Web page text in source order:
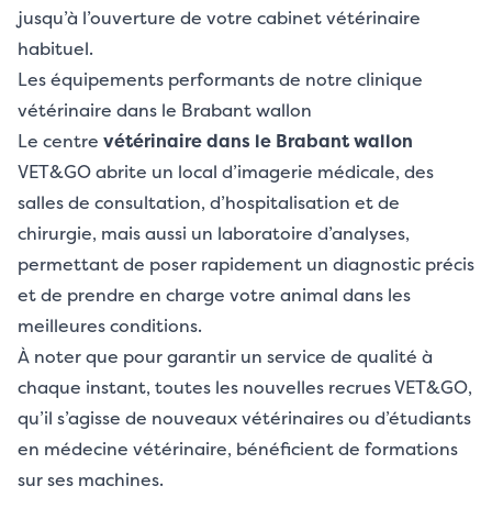
jusqu’à l’ouverture de votre cabinet vétérinaire
habituel.
Les équipements performants de notre clinique
vétérinaire dans le Brabant wallon
Le centre vétérinaire dans le Brabant wallon
VET&GO abrite un local d’imagerie médicale, des
salles de consultation, d’hospitalisation et de
chirurgie, mais aussi un laboratoire d’analyses,
permettant de poser rapidement un diagnostic précis
et de prendre en charge votre animal dans les
meilleures conditions.
À noter que pour garantir un service de qualité à
chaque instant, toutes les nouvelles recrues VET&GO,
qu’il s’agisse de nouveaux vétérinaires ou d’étudiants
en médecine vétérinaire, bénéficient de formations
sur ses machines.